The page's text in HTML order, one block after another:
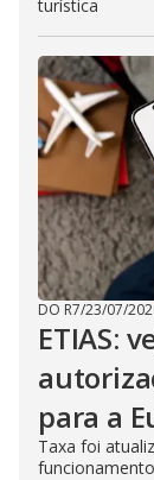
turística
DO R7/23/07/
ETIAS:
para a
Taxa foi